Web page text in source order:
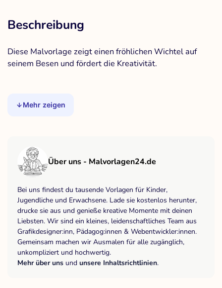
Beschreibung
Diese Malvorlage zeigt einen fröhlichen Wichtel auf
seinem Besen und fördert die Kreativität.
Mehr zeigen
Über uns - Malvorlagen24.de
Bei uns findest du tausende Vorlagen für Kinder,
Jugendliche und Erwachsene. Lade sie kostenlos herunter,
drucke sie aus und genieße kreative Momente mit deinen
Liebsten. Wir sind ein kleines, leidenschaftliches Team aus
Grafikdesigner:inn, Pädagog:innen & Webentwickler:innen.
Gemeinsam machen wir Ausmalen für alle zugänglich,
unkompliziert und hochwertig.
Mehr über uns und unsere Inhaltsrichtlinien.